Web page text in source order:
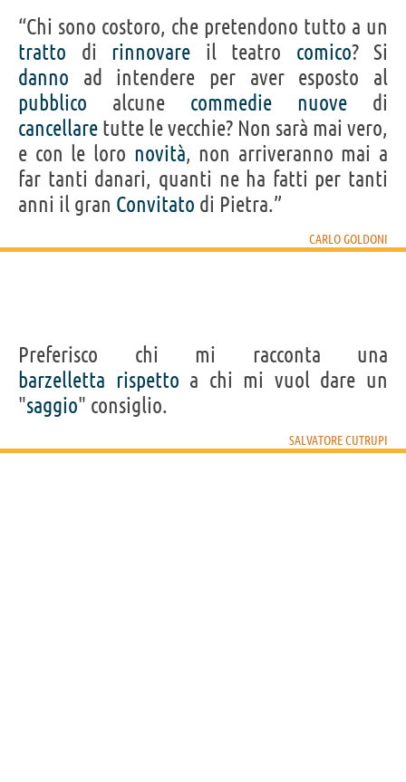
“Chi sono costoro, che pretendono tutto a un
tratto di rinnovare il teatro comico? Si
danno ad intendere per aver esposto al
pubblico alcune commedie nuove di
cancellare tutte le vecchie? Non sarà mai vero,
e con le loro novità, non arriveranno mai a
far tanti danari, quanti ne ha fatti per tanti
anni il gran Convitato di Pietra.”
CARLO GOLDONI
Preferisco chi mi racconta una
barzelletta rispetto a chi mi vuol dare un
"saggio" consiglio.
SALVATORE CUTRUPI